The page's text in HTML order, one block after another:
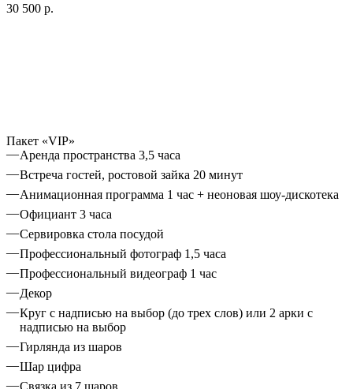
30 500 р.
Пакет «VIP»
Аренда пространства 3,5 часа
Встреча гостей, ростовой зайка 20 минут
Анимационная программа 1 час + неоновая шоу-дискотека
Официант 3 часа
Сервировка стола посудой
Профессиональный фотограф 1,5 часа
Профессиональный видеограф 1 час
Декор
Круг с надписью на выбор (до трех слов) или 2 арки с
надписью на выбор
Гирлянда из шаров
Шар цифра
Связка из 7 шаров